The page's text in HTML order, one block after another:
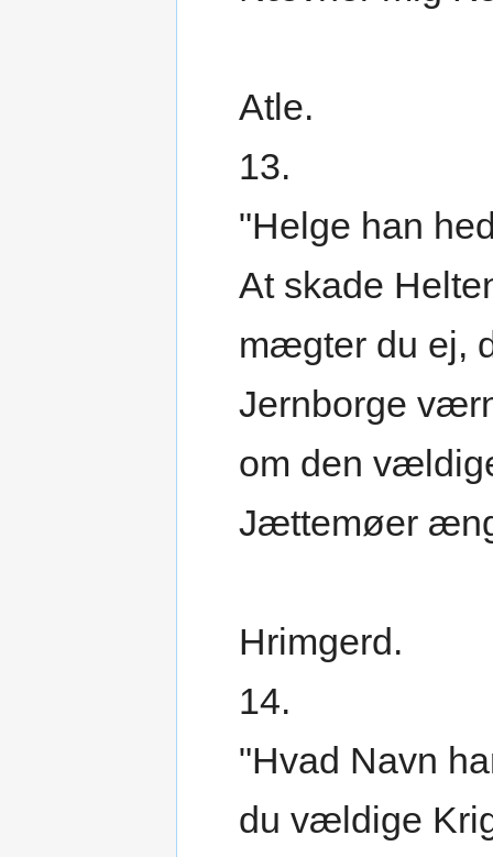
Atle.
13.
"Helge han
At skade
mægter du ej,
Jernborge
om den
Jættemøer
Hrimgerd.
14.
"Hvad Navn
du vældige